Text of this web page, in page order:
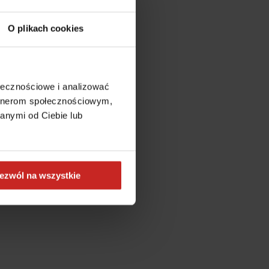
O plikach cookies
i analizować
społecznościowym,
od Ciebie lub
na wszystkie
information).